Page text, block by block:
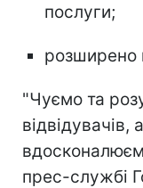
послуги;
розширено
"Чуємо та
відвідувачів,
прес-службі